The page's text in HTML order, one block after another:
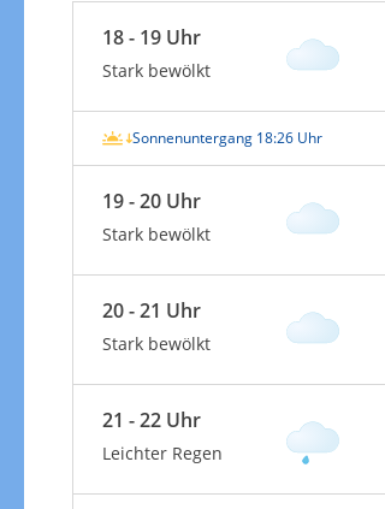
18 - 19 Uhr
Stark bewölkt
Sonnenuntergang 18:26 Uhr
19 - 20 Uhr
Stark bewölkt
20 - 21 Uhr
Stark bewölkt
21 - 22 Uhr
Leichter Regen